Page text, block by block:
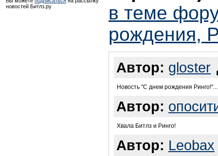
новостей Битлз.ру
в теме
рождения,
Автор: gloster
Новость "С днем рождения
Автор:
Хвала Битлз и Ринго!
Автор: Leobax